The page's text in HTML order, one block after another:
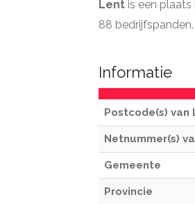
Lent is een
88
Informatie
Postcode(s) van
Netnummer(s)
Gemeente
Provincie